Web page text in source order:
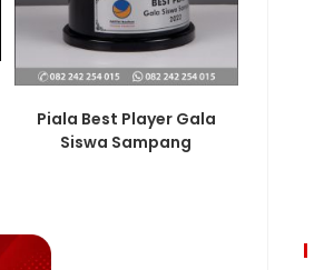
Piala Best Player Gala
Siswa Sampang